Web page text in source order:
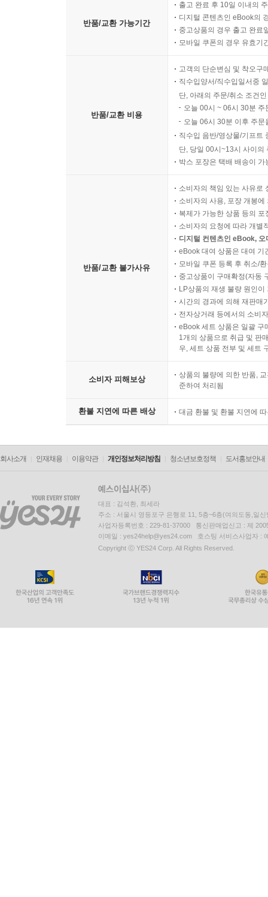
반품/교환 가능기간
출고 완료 후 10일 이내의
디지털 콘텐츠인 eBook의
중고상품의 경우 출고 완료
모바일 쿠폰의 경우 유효기
반품/교환 비용
고객의 단순변심 및 착오구
직수입양서/직수입일서중
단, 아래의 주문/취소 조건
오늘 00시 ~ 06시 30분
오늘 06시 30분 이후 주
직수입 음반/영상물/기프트
단, 당일 00시~13시 사이의
박스 포장은 택배 배송이
반품/교환 불가사유
소비자의 책임 있는 사유로
소비자의 사용, 포장 개봉
복제가 가능한 상품 등의
소비자의 요청에 따라 개별
디지털 컨텐츠인 eBook,
eBook 대여 상품은 대여 기
모바일 쿠폰 등록 후 취소/
중고상품이 구매확정(자동
LP상품의 재생 불량 원인
시간의 경과에 의해 재판매
전자상거래 등에서의 소비
eBook 세트 상품은 일괄 구
1개의 상품으로 취급 및 판
우, 세트 상품 전부 및 세트
소비자 피해보상
상품의 불량에 의한 반품,
준하여 처리됨
환불 지연에 따른 배상 대금 환불 및 환불 지연에
회사소개 인재채용 이용약관 개인정보처리방침 청소년보호정책 도서홍보안내
대표 : 김석환, 최세라
주소 : 서울시 영등포구 은행로 11, 5층~6층(여의도동,일신
사업자등록번호 : 229-81-37000 통신판매업신고 : 제
이메일 : yes24help@yes24.com 호스팅 서비스사업자 :
Copyright ⓒ YES24 Corp. All Rights Reserved.